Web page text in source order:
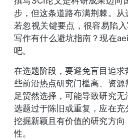
步，但这条道路布满荆棘。从
若忽视关键要点，很容易陷
写作有什么避坑指南？现在
吧。
在选题阶段，要避免盲目追
些前沿热点研究门槛高、资
足贸然选择，可能导致研究
选题过于陈旧或重复，应在充
挖掘新颖且有价值的研究方
性。